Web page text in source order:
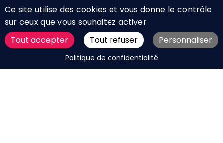
DEMANDER UN DEVIS
CHARTE RÉSEAUX SOCIAUX
MENTIONS LÉGALES
Ce site utilise des cookies et vous donne le contrôle
sur ceux que vous souhaitez activer
Tout accepter
Tout refuser Personnaliser
Politique de confidentialité